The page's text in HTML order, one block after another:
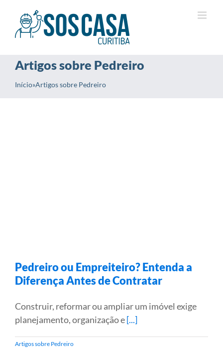
Artigos sobre Pedreiro
Início»Artigos sobre Pedreiro
Pedreiro ou Empreiteiro? Entenda a
Diferença Antes de Contratar
Construir, reformar ou ampliar um imóvel exige
planejamento, organização e[...]
Artigos sobre Pedreiro